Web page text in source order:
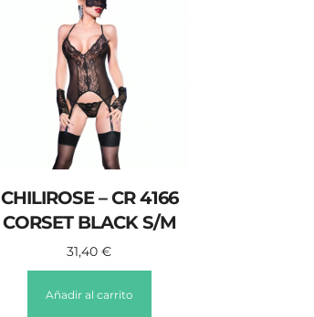
CHILIROSE – CR 4166
CORSET BLACK S/M
31,40€
Añadir al carrito